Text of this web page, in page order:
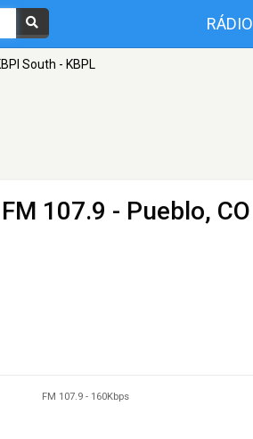
RÁDIO
South - KBPL
107.9 - Pueblo, CO
FM 107.9 - 160Kbps